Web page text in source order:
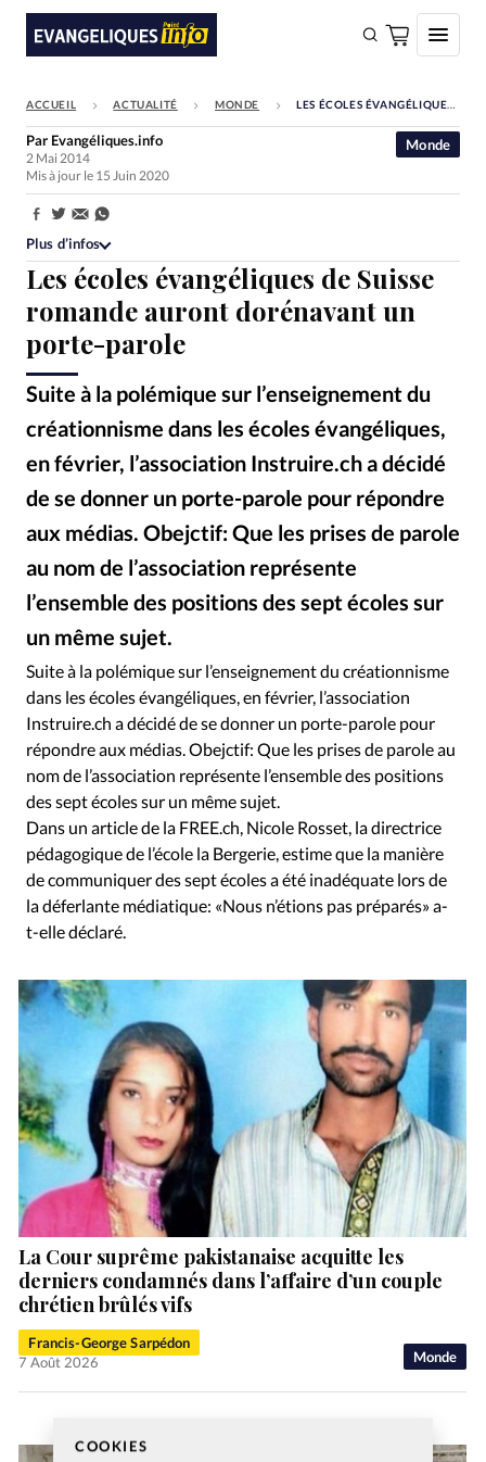
COOKIES
FAIRE UN DON
Faire un don
Société
Monde
Bible
Toute l'actualité
Se connecter
Devise:
CHF
RUBRIQUES
Bible Culture
Economie
Eglises
Histoire Laicité
Liberté religieuse
Mission
Monde People Politique
Société
ACCUEIL ACTUALITÉ MONDE LES ÉCOLES ÉVANGÉLIQUES DE SUISSE ROMANDE AURONT DORÉNAVANT UN PORTE-PAROLE
Les écoles évangéliques de Suisse
romande auront dorénavant un
porte-parole
Suite à la polémique sur l’enseignement du
créationnisme dans les écoles évangéliques,
en février, l’association Instruire.ch a décidé
de se donner un porte-parole pour répondre
aux médias. Obejctif: Que les prises de parole
au nom de l’association représente
l’ensemble des positions des sept écoles sur
un même sujet.
Monde
Par Evangéliques.info
2 Mai 2014
Mis à jour le 15 Juin 2020
Partager:
Plus d’infos
Suite à la polémique sur l’enseignement du créationnisme
dans les écoles évangéliques, en février, l’association
Instruire.ch a décidé de se donner un porte-parole pour
répondre aux médias. Obejctif: Que les prises de parole au
nom de l’association représente l’ensemble des positions
des sept écoles sur un même sujet.
Dans un article de la FREE.ch, Nicole Rosset, la directrice
pédagogique de l’école la Bergerie, estime que la manière
de communiquer des sept écoles a été inadéquate lors de
la déferlante médiatique: «Nous n’étions pas préparés» a-
t-elle déclaré.
Monde
La Cour suprême pakistanaise acquitte les
derniers condamnés dans l’affaire d’un couple
chrétien brûlés vifs
Francis-George Sarpédon
7 Août 2026